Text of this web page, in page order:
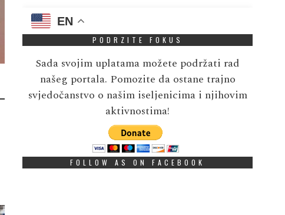
EN
PODRZITE FOKUS
Sada svojim uplatama možete podržati rad
našeg portala. Pomozite da ostane trajno
svjedočanstvo o našim iseljenicima i njihovim
aktivnostima!
FOLLOW AS ON FACEBOOK